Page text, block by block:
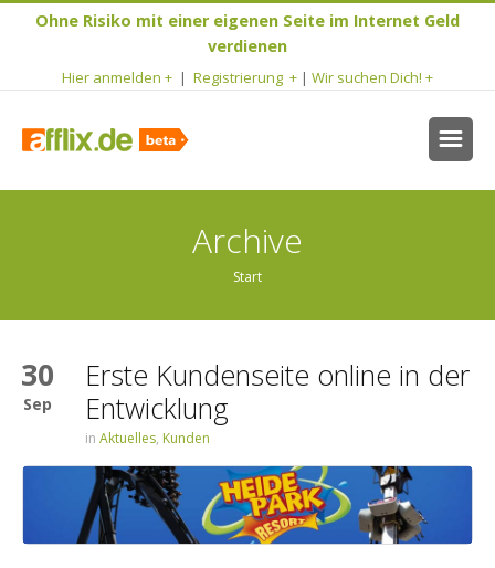
Ohne Risiko mit einer eigenen Seite im Internet Geld
verdienen
Hier anmelden + | Registrierung + | Wir suchen Dich! +
Archive
Start
30
Sep
Erste Kundenseite online in der
Entwicklung
in Aktuelles, Kunden